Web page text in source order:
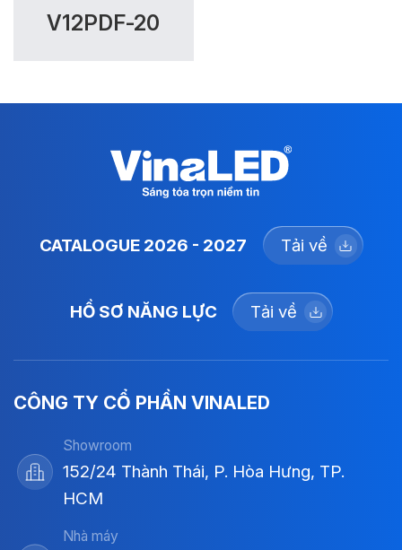
V12PDF-20
CATALOGUE 2026 - 2027 Tải về
HỒ SƠ NĂNG LỰC Tải về
CÔNG TY CỔ PHẦN VINALED
Showroom
152/24 Thành Thái, P. Hòa Hưng, TP.
HCM
Nhà máy